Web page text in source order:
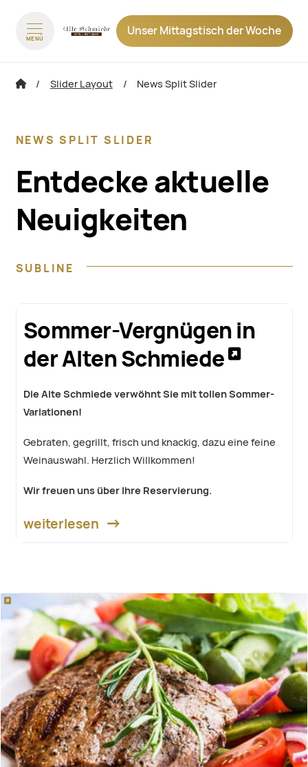
MENÜ
Unser Mittagstisch der Woche
zum Inhalt springen
Slider Layout News Split Slider
NEWS SPLIT SLIDER
Entdecke aktuelle
Neuigkeiten
SUBLINE
Sommer-Vergnügen in
der Alten Schmiede
Die Alte Schmiede verwöhnt Sie mit tollen Sommer-
Variationen!
Gebraten, gegrillt, frisch und knackig, dazu eine feine
Weinauswahl. Herzlich Willkommen!
Wir freuen uns über Ihre Reservierung.
weiterlesen